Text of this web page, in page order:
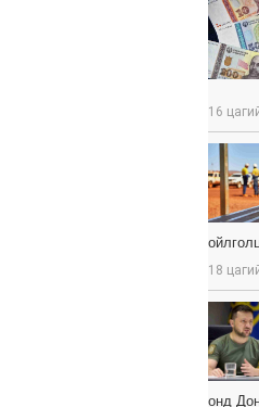
16
18
онд